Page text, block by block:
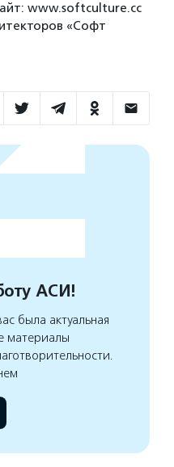
www.softculture.cc
«Софт
АСИ!
была актуальная
материалы